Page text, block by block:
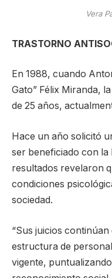
Vera
TRASTORNO
En 1988, cuando
Gato” Félix Miranda,
de 25 años,
Hace un año solicitó
ser beneficiado con la
resultados revelaron
condiciones
sociedad.
“Sus juicios
estructura de
vigente,